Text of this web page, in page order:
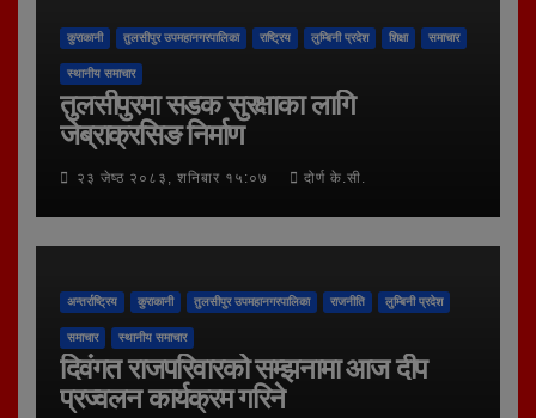
कुराकानी तुलसीपुर उपमहानगरपालिका राष्ट्रिय लुम्बिनी प्रदेश शिक्षा समाचार
स्थानीय समाचार
तुलसीपुरमा सडक सुरक्षाका लागि
जेब्राक्रसिङ निर्माण
२३ जेष्ठ २०८३, शनिबार १५:०७ दोर्ण के.सी.
अन्तर्राष्ट्रिय कुराकानी तुलसीपुर उपमहानगरपालिका राजनीति लुम्बिनी प्रदेश
समाचार स्थानीय समाचार
दिवंगत राजपरिवारको सम्झनामा आज दीप
प्रज्वलन कार्यक्रम गरिने